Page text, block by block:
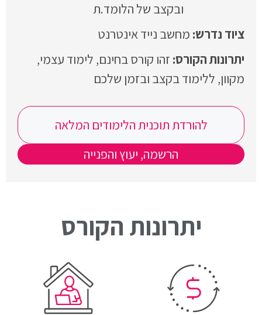
ובקצב של הלומד.ת
מחשב נייד אינטרנט
זהו קורס בחינם, לימוד עצמי,
מקוון, ללימוד בקצב ובזמן שלכם
להורדת תוכנית הלימודים המלאה
הרשמה, יעוץ והפנייה
יתרונות הקורס